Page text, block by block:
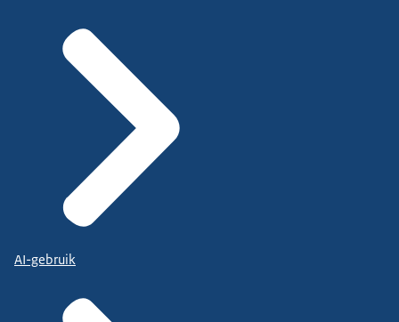
AI-gebruik